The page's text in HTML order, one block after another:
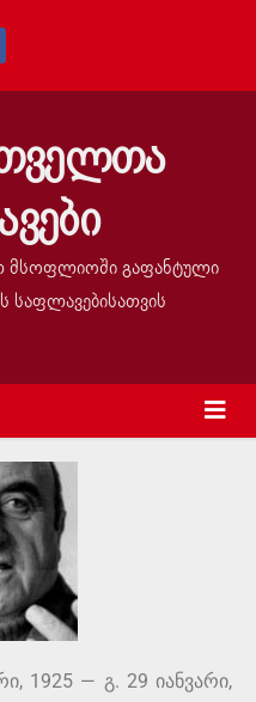
მსოფლიოში გაფანტული
საფლავებისათვის
1925 — გ. 29 იანვარი,